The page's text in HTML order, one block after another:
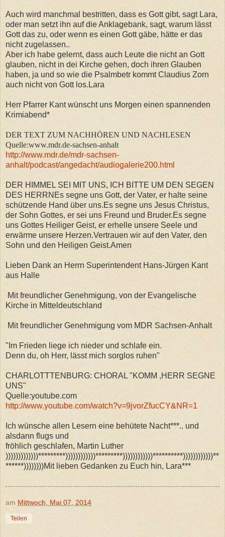
Auch wird manchmal bestritten, dass es Gott gibt, sagt Lara,
oder man setzt ihn auf die Anklagebank, sagt, warum lässt
Gott das zu, oder wenn es einen Gott gäbe, hätte er das
nicht zugelassen..
Aber ich habe gelernt, dass auch Leute die nicht an Gott
glauben, nicht in dei Kirche gehen, doch ihren Glauben
haben, ja und so wie die Psalmbetr kommt Claudius Zorn
auch nicht von Gott los.Lara
Herr Pfarrer Kant wünscht uns Morgen einen spannenden
Krimiabend*
DER TEXT ZUM NACHHÖREN UND NACHLESEN
Quelle:www.mdr.de-sachsen-anhalt
http://www.mdr.de/mdr-sachsen-
anhalt/podcast/angedacht/audiogalerie200.html
DER HIMMEL SEI MIT UNS, ICH BITTE UM DEN SEGEN
DES HERRNEs segne uns Gott, der Vater, er halte seine
schützende Hand über uns.Es segne uns Jesus Christus,
der Sohn Gottes, er sei uns Freund und Bruder.Es segne
uns Gottes Heiliger Geist, er erhelle unsere Seele und
erwärme unsere Herzen.Vertrauen wir auf den Vater, den
Sohn und den Heiligen Geist.Amen
Lieben Dank an Herrn Superintendent Hans-Jürgen Kant
aus Halle
Mit freundlicher Genehmigung, von der Evangelische
Kirche in Mitteldeutschland
Mit freundlicher Genehmigung vom MDR Sachsen-Anhalt
"Im Frieden liege ich nieder und schlafe ein.
Denn du, oh Herr, lässt mich sorglos ruhen"
CHARLOTTTENBURG: CHORAL "KOMM ,HERR SEGNE
UNS"
Quelle:youtube.com
http://www.youtube.com/watch?v=9jvorZfucCY&NR=1
Ich wünsche allen Lesern eine behütete Nacht***.. und
alsdann flugs und
fröhlich geschlafen, Martin Luther
)))))))))))))*********))))))))))))*********))))))))))))**********))))))))))))**
******))))))))Mit lieben Gedanken zu Euch hin, Lara***
am Mittwoch, Mai 07, 2014
Teilen